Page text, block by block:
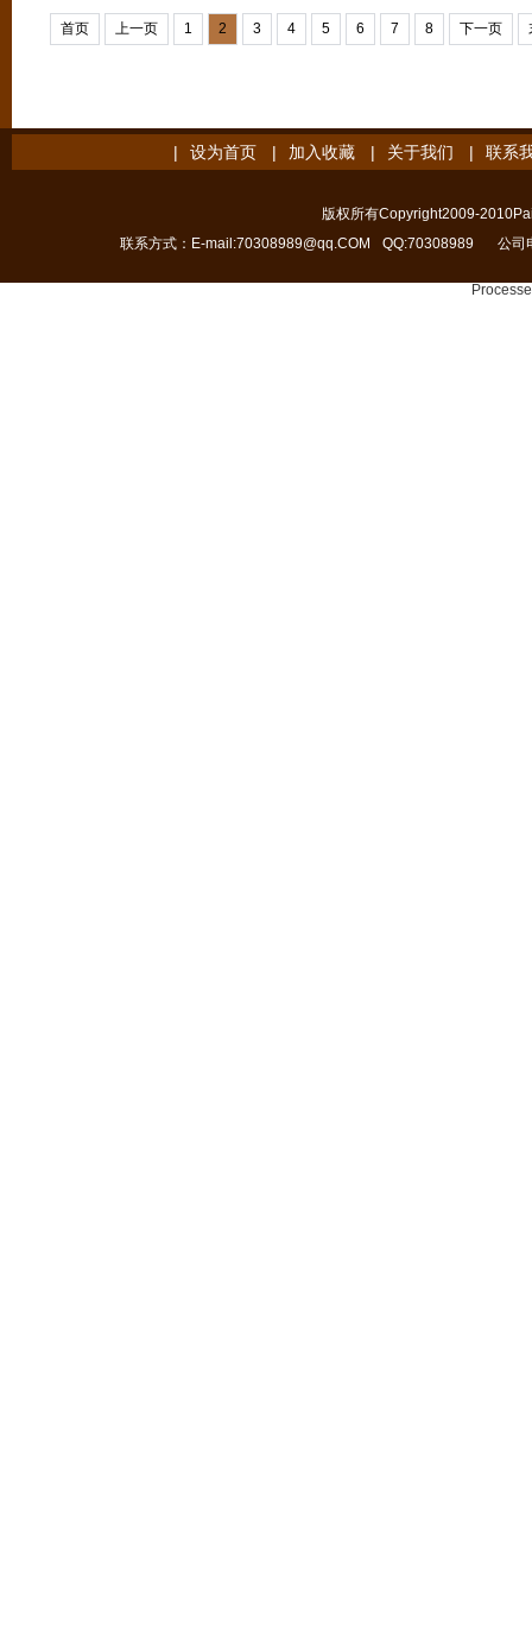
界论上理 全文
首页 上一页 1 2 3 4 5 6 7 8 下一页
| 设为首页 | 加入收藏 | 关于我们 | 联系
版权所有Copyright2009-
联系方式：E-mail:70308989@qq.COM
QQ:70308989 公司